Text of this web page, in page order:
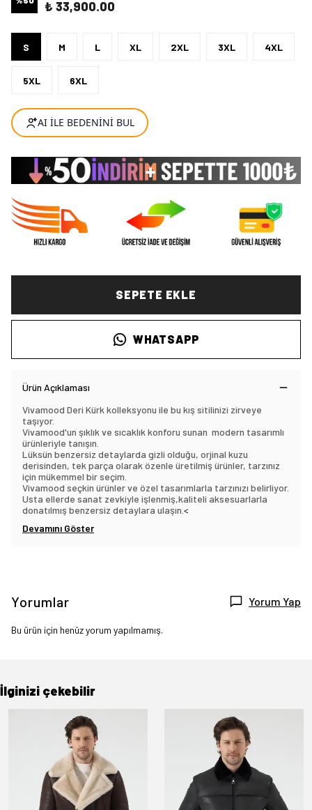
₺ 33,900.00
S M L XL 2XL 3XL 4XL
5XL 6XL
SEPETE EKLE
WHATSAPP
Ürün Açıklaması
Vivamood Deri Kürk kolleksyonu ile bu kış sitilinizi zirveye
taşıyor.
Vivamood'un şıklık ve sıcaklık konforu sunan modern tasarımlı
ürünleriyle tanışın.
Lüksün benzersiz detaylarda gizli olduğu, orjinal kuzu
derisinden, tek parça olarak özenle üretilmiş ürünler, tarzınız
için mükemmel bir seçim.
Vivamood seçkin ürünler ve özel tasarımlarla tarzınızı belirliyor.
Usta ellerde sanat zevkiyle işlenmiş,kaliteli aksesuarlarla
donatılmış benzersiz detaylara ulaşın. <
Devamını Göster
Yorumlar Yorum Yap
Bu ürün için henüz yorum yapılmamış.
İlginizi çekebilir